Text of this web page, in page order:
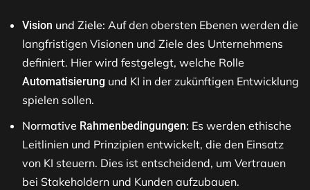
Vision und Ziele: Auf den obersten Ebenen werden die
langfristigen Visionen und Ziele des Unternehmens
definiert. Hier wird festgelegt, welche Rolle
Automatisierung und KI in der zukünftigen Entwicklung
spielen sollen.
Normative Rahmenbedingungen: Es werden ethische
Leitlinien und Prinzipien entwickelt, die den Einsatz
von KI steuern. Dies ist entscheidend, um Vertrauen
bei Stakeholdern und Kunden aufzubauen.